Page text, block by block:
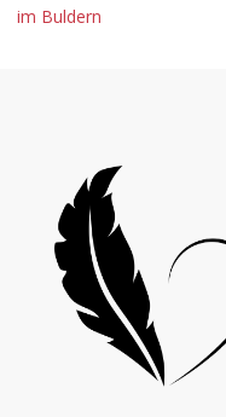
im Buldern